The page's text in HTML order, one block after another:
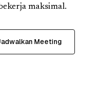
maksimal.
Meeting